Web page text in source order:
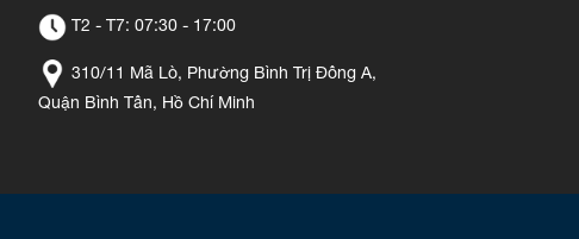
T2 - T7: 07:30 - 17:00
310/11 Mã Lò, Phường Bình Trị Đông A,
Quận Bình Tân, Hồ Chí Minh